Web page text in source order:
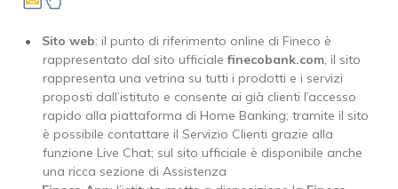
Sito web: il punto di riferimento online di Fineco è
rappresentato dal sito ufficialefinecobank.com; il sito
rappresenta una vetrina su tutti i prodotti e i servizi
proposti dall’istituto e consente ai già clienti l’accesso
rapido alla piattaforma di Home Banking; tramite il sito
è possibile contattare il Servizio Clienti grazie alla
funzione Live Chat; sul sito ufficiale è disponibile anche
una ricca sezione di Assistenza